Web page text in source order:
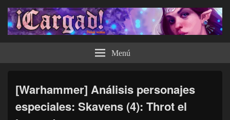
¡Cargad! Menú
[Warhammer] Análisis personajes
especiales: Skavens (4): Throt el